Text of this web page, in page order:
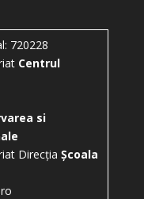
720228
Centrul
si
Direcția Școala